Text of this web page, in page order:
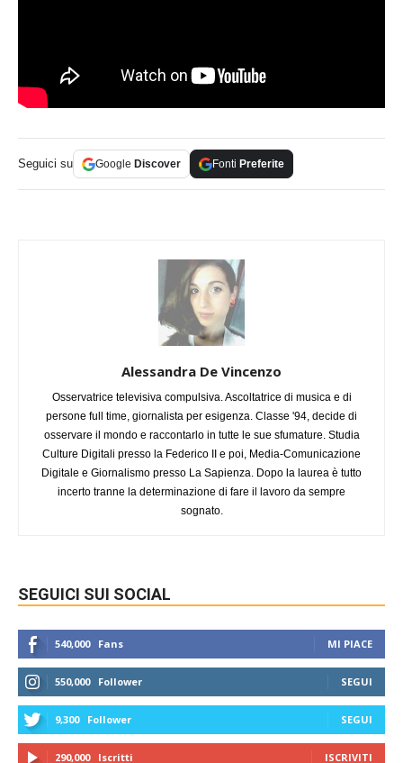
Seguici su Google Discover Fonti Preferite
Alessandra De Vincenzo
Osservatrice televisiva compulsiva. Ascoltatrice di musica e di
persone full time, giornalista per esigenza. Classe '94, decide di
osservare il mondo e raccontarlo in tutte le sue sfumature. Studia
Culture Digitali presso la Federico II e poi, Media-Comunicazione
Digitale e Giornalismo presso La Sapienza. Dopo la laurea è tutto
incerto tranne la determinazione di fare il lavoro da sempre
sognato.
SEGUICI SUI SOCIAL
540,000 Fans MI PIACE
550,000 Follower SEGUI
9,300 Follower SEGUI
290,000 Iscritti ISCRIVITI